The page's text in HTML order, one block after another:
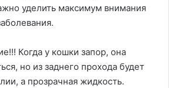
уделить максимум внимания
Когда у кошки запор, она
но из заднего прохода будет
а прозрачная жидкость.